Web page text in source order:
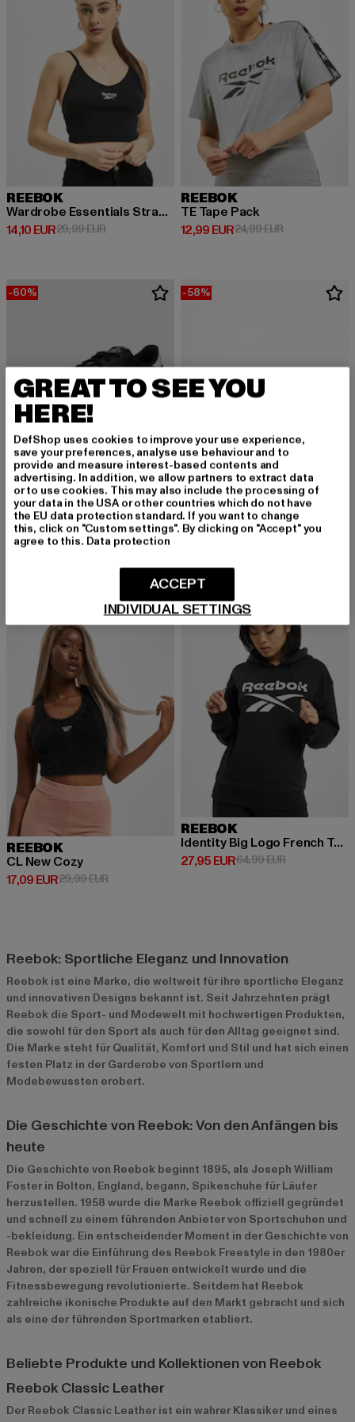
REEBOK
Wardrobe Essentials Strappy Rib
14,10 EUR
Derzeitiger Preis: 14,10 EUR
29,99 EURAktionspreis: 29,99 EUR
REEBOK
TE Tape Pack
12,99 EUR
Derzeitiger Preis: 12,99 EUR
24,99 EURAktionspreis:
-60%
REEBOK
Club C Revenge Vintra
56,80 EUR
Derzeitiger Preis: 56,80 EUR
141,99 EURAktionspreis: 141,99 EUR
-58%
REEBOK
Club C 85 Zip W
REEBOK
CL New Cozy
17,09 EUR
Derzeitiger Preis: 17,09 EUR
29,99 EURAktionspreis: 29,99 EUR
-57%
REEBOK
Identity Big Logo French Terry
27,95 EUR
Derzeitiger Preis: 27,95 EUR
64,99 EURAktionspreis:
Reebok: Sportliche Eleganz und Innovation
Reebok ist eine Marke, die weltweit für ihre sportliche Eleganz
und innovativen Designs bekannt ist. Seit Jahrzehnten prägt
Reebok die Sport- und Modewelt mit hochwertigen Produkten,
die sowohl für den Sport als auch für den Alltag geeignet sind.
Die Marke steht für Qualität, Komfort und Stil und hat sich einen
festen Platz in der Garderobe von Sportlern und
Modebewussten erobert.
Die Geschichte von Reebok: Von den Anfängen bis
heute
Die Geschichte von Reebok beginnt 1895, als Joseph William
Foster in Bolton, England, begann, Spikeschuhe für Läufer
herzustellen. 1958 wurde die Marke Reebok offiziell gegründet
und schnell zu einem führenden Anbieter von Sportschuhen und
-bekleidung. Ein entscheidender Moment in der Geschichte von
Reebok war die Einführung des Reebok Freestyle in den 1980er
Jahren, der speziell für Frauen entwickelt wurde und die
Fitnessbewegung revolutionierte. Seitdem hat Reebok
zahlreiche ikonische Produkte auf den Markt gebracht und sich
als eine der führenden Sportmarken etabliert.
Beliebte Produkte und Kollektionen von Reebok
Reebok Classic Leather
Der Reebok Classic Leather ist ein wahrer Klassiker und eines
GREAT TO SEE YOU
HERE!
DefShop uses cookies to improve your use experience,
save your preferences, analyse use behaviour and to
provide and measure interest-based contents and
advertising. In addition, we allow partners to extract data
or to use cookies. This may also include the processing of
your data in the USA or other countries which do not have
the EU data protection standard. If you want to change
this, click on "Custom settings". By clicking on "Accept" you
agree to this. Data protection
INDIVIDUAL SETTINGS
ACCEPT